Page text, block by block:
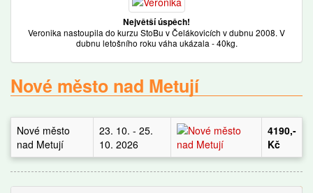
Největší úspěch!
Veronika nastoupila do kurzu StoBu v Čelákovicích v dubnu 2008. V
dubnu letošního roku váha ukázala - 40kg.
Nové město nad Metují
Nové město
nad Metují
23. 10. - 25.
10. 2026
4190,-
Kč